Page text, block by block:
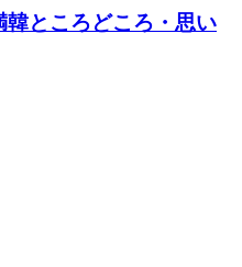
韓ところどころ・思い